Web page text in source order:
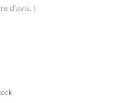
d’avis. )